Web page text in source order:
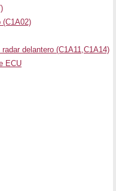
(C1A02)
delantero (C1A11,C1A14)
ECU